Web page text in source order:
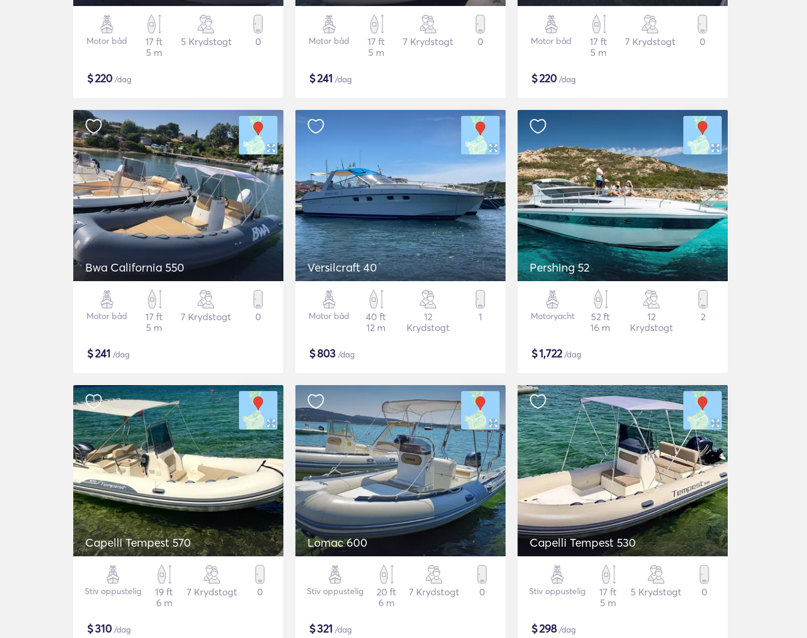
Motor båd
17 ft
5 m
5 Krydstogt 0
$220 /dag
Motor båd
17 ft
5 m
7 Krydstogt 0
$241 /dag
Motor båd
17 ft
5 m
7 Krydstogt 0
$220 /dag
Bwa California 550
Motor båd
17 ft
5 m
7 Krydstogt 0
$241 /dag
Versilcraft 40
Motor båd
40 ft
12 m
12
Krydstogt
1
$803 /dag
Pershing 52
Motoryacht
52 ft
16 m
12
Krydstogt
2
$1,722/dag
Capelli Tempest 570
Stiv oppustelig
19 ft
6 m
7 Krydstogt 0
$310 /dag
Lomac 600
Stiv oppustelig
20 ft
6 m
7 Krydstogt 0
$321 /dag
Capelli Tempest 530
Stiv oppustelig
17 ft
5 m
5 Krydstogt 0
$298/dag